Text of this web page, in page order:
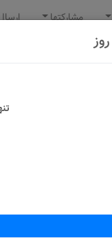
مشارکتها